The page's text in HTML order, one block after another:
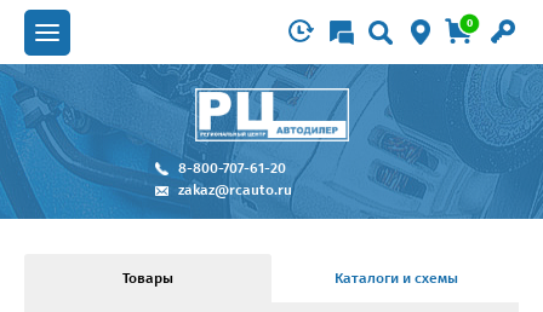
0
8-800-707-61-20
zakaz@rcauto.ru
Товары Каталоги и схемы